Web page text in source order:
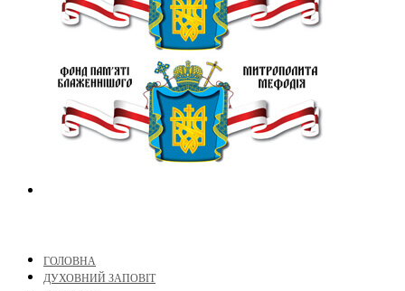
ГОЛОВНА
ДУХОВНИЙ ЗАПОВІТ